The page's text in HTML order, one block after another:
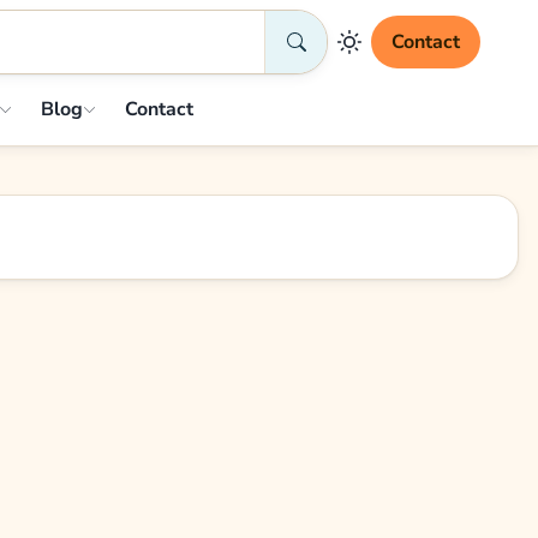
Contact
Blog Contact